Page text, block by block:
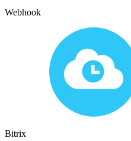
Webhook
Bitrix